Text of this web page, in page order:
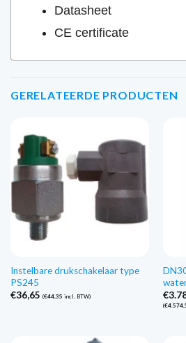
Datasheet
CE certificate
GERELATEERDE PRODUCTEN
Instelbare drukschakelaar type
PS245
€36,65 (€44,35 incl. BTW)
€
(€